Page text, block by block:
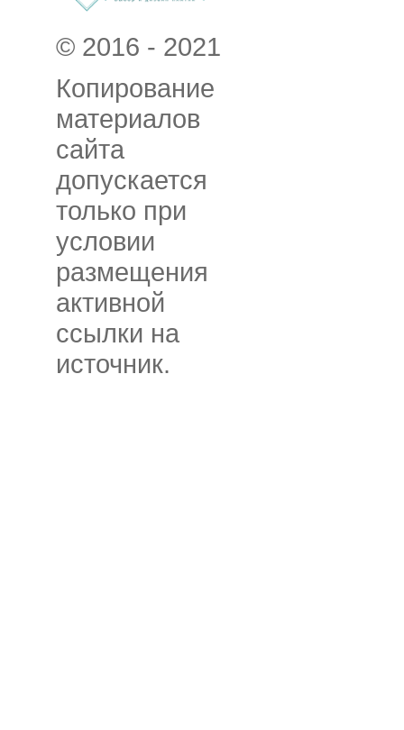
© 2016 - 2021
Копирование
материалов
сайта
допускается
только при
условии
размещения
активной
ссылки на
источник.